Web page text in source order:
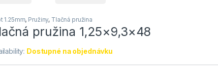
1.25mm, Pružiny, Tlačná pružina
pružina 1,25×9,3×48
Dostupné na objednávku